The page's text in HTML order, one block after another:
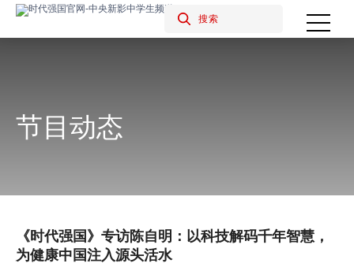
节目动态
《时代强国》专访陈自明：以科技解码千年智慧，
为健康中国注入源头活水